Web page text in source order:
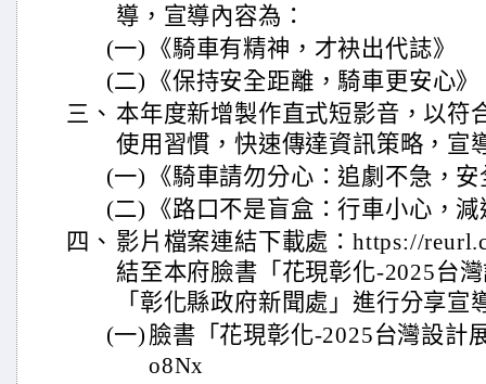
導，宣導內容為：
(一)
《騎車有精神，才袂出代誌》
(二)
《保持安全距離，騎車更安心》
三、 本年度新增製作直式短影音，以符
使用習慣，快速傳達資訊策略，宣
(一)
《騎車請勿分心：追劇不急，
(二)
《路口不是盲盒：行車小心，
四、 影片檔案連結下載處：https://
結至本府臉書「花現彰化-2025台
「彰化縣政府新聞處」進行分享宣
(一) 臉書「花現彰化-2025台灣設計
o8Nx